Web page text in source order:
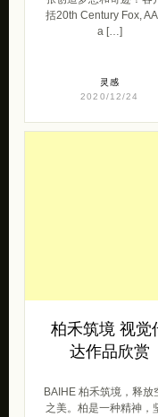
括20th Century Fox,
a […]
灵感
2020/12/24
柏禾筑境 视觉
达作品欣赏
BAIHE 柏禾筑境，释放
之美。柏是一种精神，